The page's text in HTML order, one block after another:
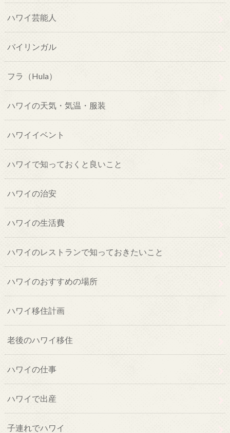
ハワイ芸能人
バイリンガル
フラ（Hula）
ハワイの天気・気温・服装
ハワイイベント
ハワイで知っておくと良いこと
ハワイの治安
ハワイの生活費
ハワイのレストランで知っておきたいこと
ハワイのおすすめの場所
ハワイ移住計画
老後のハワイ移住
ハワイの仕事
ハワイで出産
子連れでハワイ